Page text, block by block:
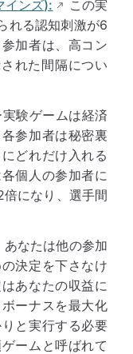
インズ):
この実
れる認知刺激が6
加者は、高コン
れた間隔につい
験ゲームは経済
参加者は秘密裏
どれだけ入れる
個人の参加者に
になり、選手間
なたは他の参加
決定を下さなけ
あなたの収益に
ーナスを最大化
と実行する必要
ームと呼ばれて